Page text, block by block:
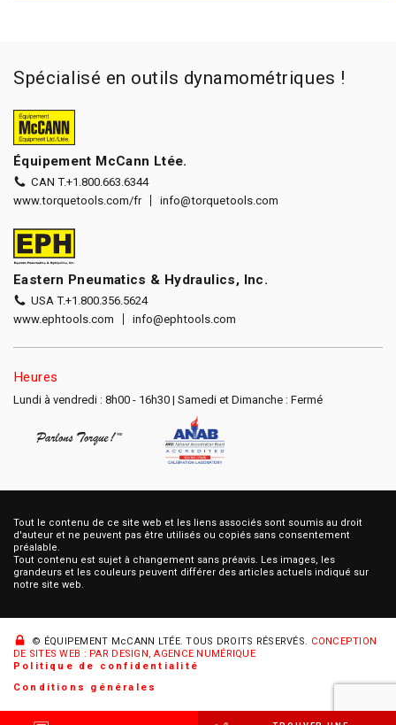
Spécialisé en outils dynamométriques !
Équipement McCann Ltée.
CAN T.+1.800.663.6344
www.torquetools.com/fr
info@torquetools.com
Eastern Pneumatics & Hydraulics, Inc.
USA T.+1.800.356.5624
www.ephtools.com
info@ephtools.com
Heures
Lundi à vendredi : 8h00 - 16h30 | Samedi et Dimanche : Fermé
Tout le contenu de ce site web et les liens associés sont soumis au droit
d'auteur et ne peuvent pas être utilisés ou copiés sans consentement
préalable.
Tout contenu est sujet à changement sans préavis. Les images, les
grandeurs et les couleurs peuvent différer des articles actuels indiqué sur
notre site web.
© ÉQUIPEMENT McCANN LTÉE.TOUS DROITS RÉSERVÉS. CONCEPTION
DE SITES WEB : PAR DESIGN, AGENCE NUMÉRIQUE
Politique de confidentialité
Conditions générales